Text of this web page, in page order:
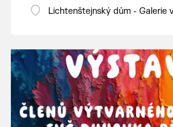
Lichtenštejnský dům - Galerie